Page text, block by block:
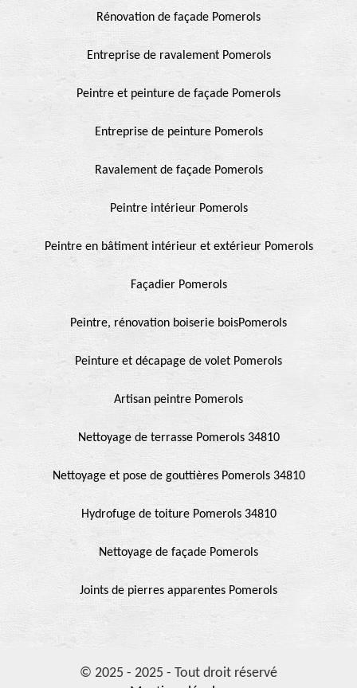
Rénovation de façade Pomerols
Entreprise de ravalement Pomerols
Peintre et peinture de façade Pomerols
Entreprise de peinture Pomerols
Ravalement de façade Pomerols
Peintre intérieur Pomerols
Peintre en bâtiment intérieur et extérieur Pomerols
Façadier Pomerols
Peintre, rénovation boiserie boisPomerols
Peinture et décapage de volet Pomerols
Artisan peintre Pomerols
Nettoyage de terrasse Pomerols 34810
Nettoyage et pose de gouttières Pomerols 34810
Hydrofuge de toiture Pomerols 34810
Nettoyage de façade Pomerols
Joints de pierres apparentes Pomerols
© 2025 - 2025 - Tout droit réservé